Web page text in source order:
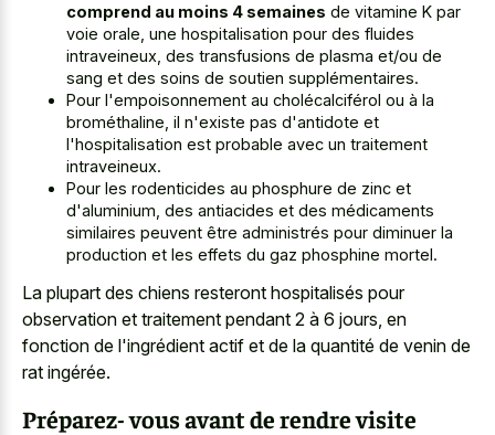
comprend au moins 4 semaines de vitamine K par
voie orale, une hospitalisation pour des fluides
intraveineux, des transfusions de plasma et/ou de
sang et des soins de soutien supplémentaires.
Pour l'empoisonnement au cholécalciférol ou à la
brométhaline, il n'existe pas d'antidote et
l'hospitalisation est probable avec un traitement
intraveineux.
Pour les rodenticides au phosphure de zinc et
d'aluminium, des antiacides et des médicaments
similaires peuvent être administrés pour diminuer la
production et les effets du gaz phosphine mortel.
La plupart des chiens resteront hospitalisés pour
observation et traitement pendant 2 à 6 jours, en
fonction de l'ingrédient actif et de la quantité de venin de
rat ingérée.
Préparez- vous avant de rendre visite